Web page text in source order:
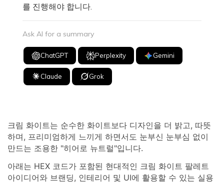
를 진행해야 합니다.
Ask AI for a summary
ChatGPT Perplexity Gemini
Claude Grok
크림 화이트는 순수한 화이트보다 디자인을 더 밝고, 따뜻
하며, 프리미엄하게 느끼게 하면서도 눈부신 눈부심 없이
만드는 조용한 "히어로 뉴트럴"입니다.
아래는 HEX 코드가 포함된 현대적인 크림 화이트 팔레트
아이디어와 브랜딩, 인테리어 및 UI에 활용할 수 있는 실용